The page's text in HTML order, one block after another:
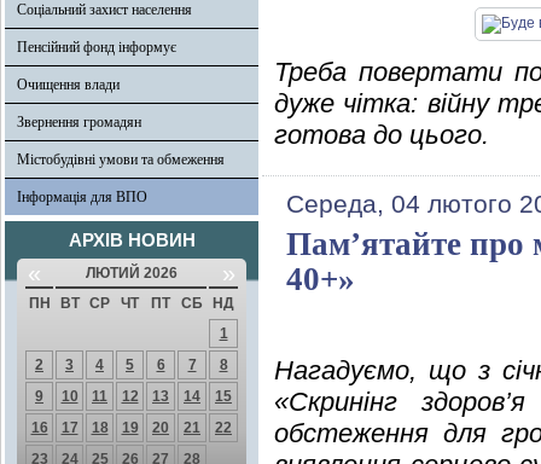
Соціальний захист населення
Пенсійний фонд інформує
Очищення влади
Звернення громадян
Містобудівні умови та обмеження
Інформація для ВПО
АРХІВ НОВИН
« ЛЮТИЙ 2026 »
ПН ВТ СР ЧТ ПТ СБ
НД
1
2
3 4 5 6 7
8
9
10 11 12 13 14
15
16
17 18 19 20 21
22
23
24 25 26 27 28
Треба повертати
дуже чітка: війну
готова до цього.
Середа, 04 лютого
Пам’ятайте про
40+»
Нагадуємо, що з
«Скринінг
обстеження для